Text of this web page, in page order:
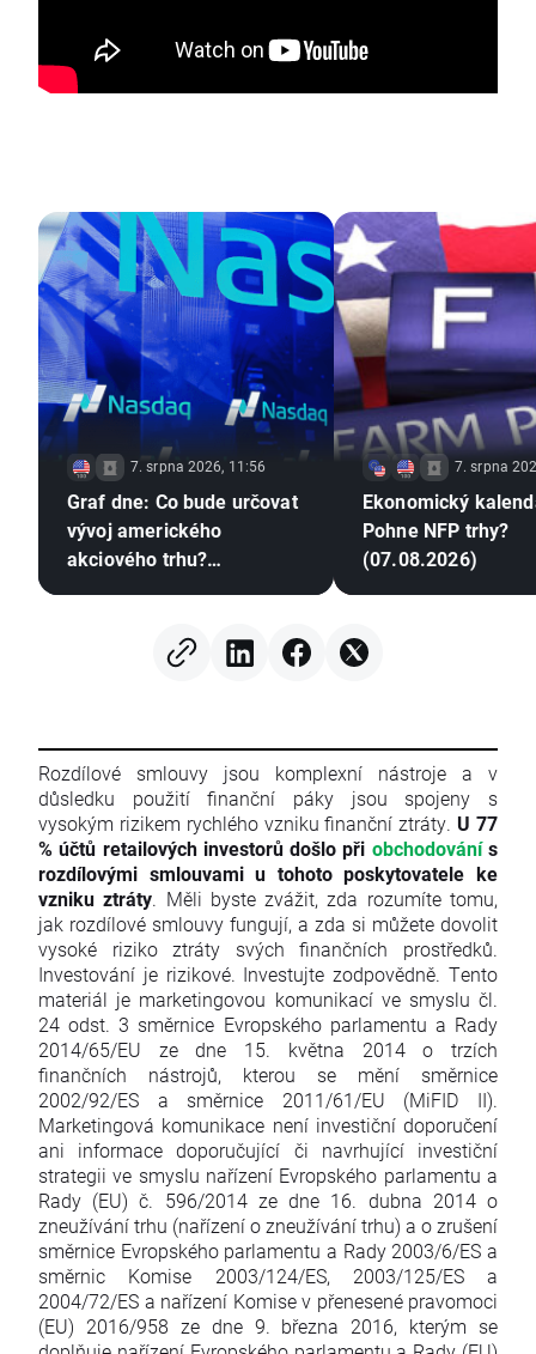
7. srpna 2026, 11:56
Graf dne: Co bude určovat
vývoj amerického
akciového trhu?
7. srpna
Ekonomický
Pohne NFP trhy?
(07.08.2026)
Rozdílové smlouvy jsou komplexní nástroje a v
důsledku použití finanční páky jsou spojeny s
vysokým rizikem rychlého vzniku finanční ztráty. U 77
% účtů retailových investorů došlo při obchodovánís
rozdílovými smlouvami u tohoto poskytovatele ke
vzniku ztráty. Měli byste zvážit, zda rozumíte tomu,
jak rozdílové smlouvy fungují, a zda si můžete dovolit
vysoké riziko ztráty svých finančních prostředků.
Investování je rizikové. Investujte zodpovědně. Tento
materiál je marketingovou komunikací ve smyslu čl.
24 odst. 3 směrnice Evropského parlamentu a Rady
2014/65/EU ze dne 15. května 2014 o trzích
finančních nástrojů, kterou se mění směrnice
2002/92/ES a směrnice 2011/61/EU (MiFID II).
Marketingová komunikace není investiční doporučení
ani informace doporučující či navrhující investiční
strategii ve smyslu nařízení Evropského parlamentu a
Rady (EU) č. 596/2014 ze dne 16. dubna 2014 o
zneužívání trhu (nařízení o zneužívání trhu) a o zrušení
směrnice Evropského parlamentu a Rady 2003/6/ES a
směrnic Komise 2003/124/ES, 2003/125/ES a
2004/72/ES a nařízení Komise v přenesené pravomoci
(EU) 2016/958 ze dne 9. března 2016, kterým se